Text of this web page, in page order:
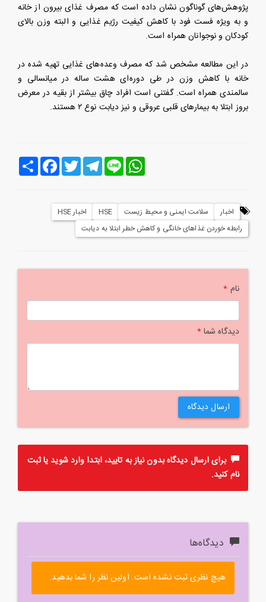
پژوهش‌های گوناگون نشان داده است که مصرف غذای بیرون از خانه
و به ویژه فست فود با کاهش کیفیت رژیم غذایی و البته وزن بالای
کودکان و نوجوانان همراه است.
در این مطالعه مشخص شد که مصرف وعده‌های غذایی تهیه شده در
خانه با کاهش وزن در طی دوره‌ای هشت ساله در میانسالی و
سالمندی همراه است. گفتنی است افراد چاق بیشتر از بقیه در معرض
بروز ابتلا به بیمارهای قلبی عروقی و نیز دیابت نوع ۲ هستند.
اشتراک
FacebookTwitter
Telegram Line
WhatsApp
اخبار سلامت ایمنی و محیط زیست HSE
اخبار HSE
رابطه خوردن غذاهای خانگی و کاهش خطر ابتلا به دیابت
نام*
دیدگاه شما*
ارسال دیدگاه
برای ارسال دیدگاه بدون نیاز به تایید، ابتداواردشوید یاثبت
نامکنید.
دیدگاه‌ها
هیچ نظری ثبت نشده است. اولین نظر را شما بدهید.